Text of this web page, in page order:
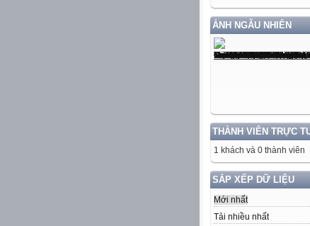
ẢNH NGẪU NHIÊN
THÀNH VIÊN TRỰC
1 khách và 0 thành viên
SẮP XẾP DỮ LIỆU
Mới nhất
Tải nhiều nhất